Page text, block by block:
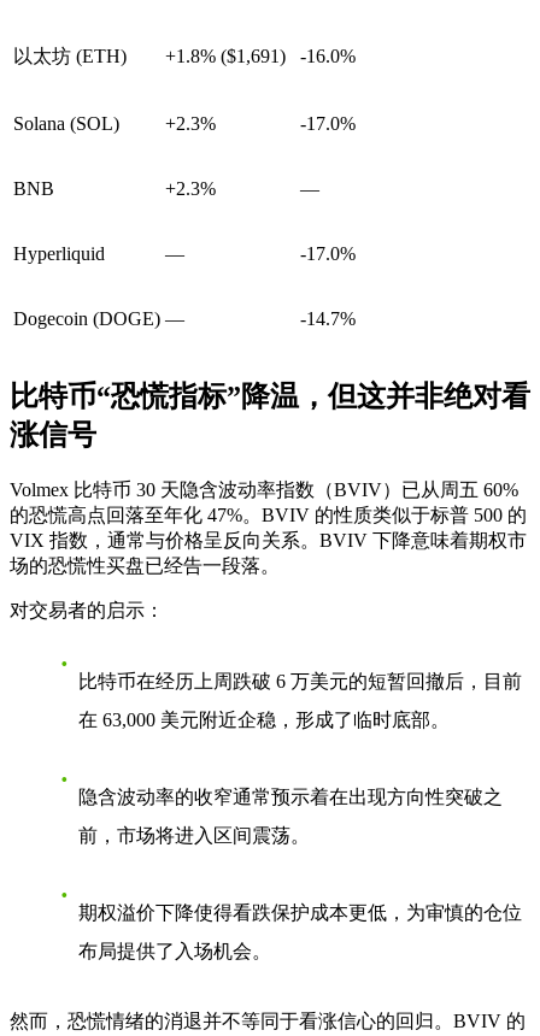
以太坊 (ETH) +1.8% ($1,691) -16.0%
Solana (SOL) +2.3% -17.0%
BNB +2.3% —
Hyperliquid — -17.0%
Dogecoin (DOGE) — -14.7%
比特币“恐慌指标”降温，但这并非绝对看
涨信号
Volmex 比特币 30 天隐含波动率指数（BVIV）已从周五 60%
的恐慌高点回落至年化 47%。BVIV 的性质类似于标普 500 的
VIX 指数，通常与价格呈反向关系。BVIV 下降意味着期权市
场的恐慌性买盘已经告一段落。
对交易者的启示：
比特币在经历上周跌破 6 万美元的短暂回撤后，目前
在 63,000 美元附近企稳，形成了临时底部。
隐含波动率的收窄通常预示着在出现方向性突破之
前，市场将进入区间震荡。
期权溢价下降使得看跌保护成本更低，为审慎的仓位
布局提供了入场机会。
然而，恐慌情绪的消退并不等同于看涨信心的回归。BVIV 的